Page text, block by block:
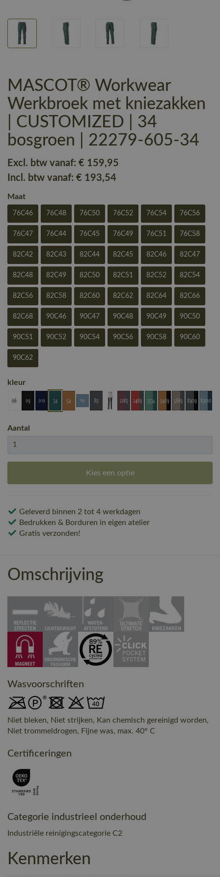
MASCOT® Workwear
Werkbroek met kniezakken
| CUSTOMIZED | 34
bosgroen | 22279-605-34
Excl. btw vanaf: € 159,95
Incl. btw vanaf: € 193,54
Maat
76C46 76C48 76C50 76C52 76C54 76C56
76C47 76C44 76C45 76C49 76C51 76C58
82C42 82C43 82C44 82C45 82C46 82C47
82C48 82C49 82C50 82C51 82C52 82C54
82C56 82C58 82C60 82C62 82C64 82C66
82C68 90C46 90C47 90C48 90C49 90C50
90C51 90C52 90C54 90C56 90C58 90C60
90C62
kleur
Aantal
Kies een optie
Geleverd binnen 2 tot 4 werkdagen
Bedrukken & Borduren in eigen atelier
Gratis verzonden!
Omschrijving
Wasvoorschriften
Niet bleken, Niet strijken, Kan chemisch gereinigd worden,
Niet trommeldrogen, Fijne was, max. 40° C
Certificeringen
Categorie industrieel onderhoud
Industriële reinigingscategorie C2
Kenmerken